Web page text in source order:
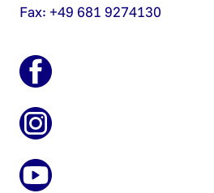
Fax: +49 681 9274130